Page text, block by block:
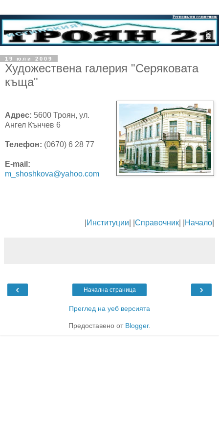
19 юли 2009
Художествена галерия "Серяковата
къща"
Адрес: 5600 Троян, ул.
Ангел Кънчев 6
Телефон: (0670) 6 28 77
E-mail:
m_shoshkova@yahoo.com
Институции Справочник Начало
‹ ›
Начална страница
Преглед на уеб версията
Предоставено от Blogger.